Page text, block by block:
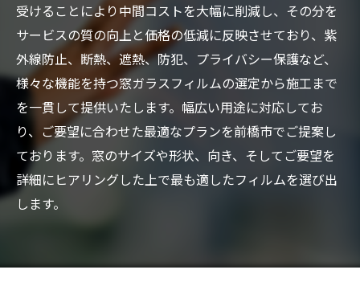
受けることにより中間コストを大幅に削減し、その分を
サービスの質の向上と価格の低減に反映させており、紫
外線防止、断熱、遮熱、防犯、プライバシー保護など、
様々な機能を持つ窓ガラスフィルムの選定から施工まで
を一貫して提供いたします。幅広い用途に対応してお
り、ご要望に合わせた最適なプランを前橋市でご提案し
ております。窓のサイズや形状、向き、そしてご要望を
詳細にヒアリングした上で最も適したフィルムを選び出
します。